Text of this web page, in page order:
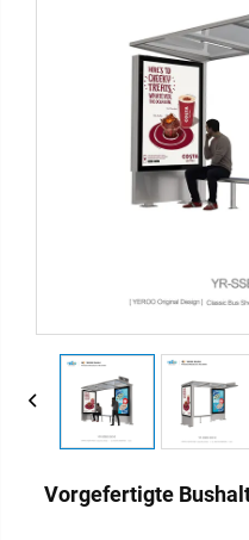
Vorgefertigte